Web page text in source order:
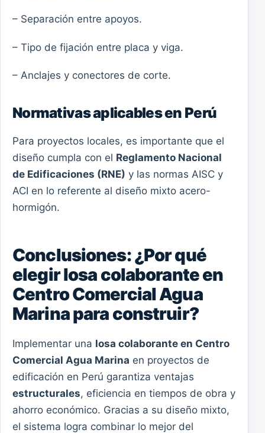
– Separación entre apoyos.
– Tipo de fijación entre placa y viga.
– Anclajes y conectores de corte.
Normativas aplicables en Perú
Para proyectos locales, es importante que el
diseño cumpla con el Reglamento Nacional
de Edificaciones (RNE) y las normas AISC y
ACI en lo referente al diseño mixto acero-
hormigón.
Conclusiones: ¿Por qué
elegir losa colaborante en
Centro Comercial Agua
Marina para construir?
Implementar una losa colaborante en Centro
Comercial Agua Marina en proyectos de
edificación en Perú garantiza ventajas
estructurales, eficiencia en tiempos de obra y
ahorro económico. Gracias a su diseño mixto,
el sistema logra combinar lo mejor del